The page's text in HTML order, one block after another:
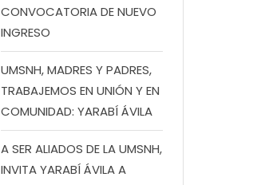
CONVOCATORIA DE NUEVO
INGRESO
UMSNH, MADRES Y PADRES,
TRABAJEMOS EN UNIÓN Y EN
COMUNIDAD: YARABÍ ÁVILA
A SER ALIADOS DE LA UMSNH,
INVITA YARABÍ ÁVILA A